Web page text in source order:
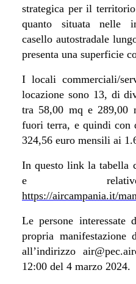
strategica per il
quanto situata nelle
casello autostradale
presenta una superficie
I locali commerciali/
locazione sono 13, di
tra 58,00 mq e 289,00
fuori terra, e quindi con
324,56 euro mensili ai
In questo link la tabella
e
https://aircampania.it/
Le persone interessate
propria manifestazione
all’indirizzo
12:00 del 4 marzo 2024.